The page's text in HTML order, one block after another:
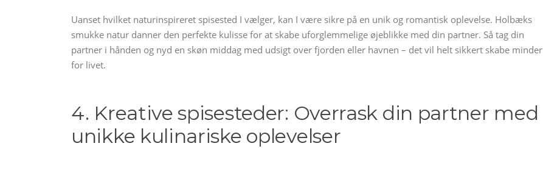
Uanset hvilket naturinspireret spisested I vælger, kan I være sikre på en unik og romantisk oplevelse. Holbæks
smukke natur danner den perfekte kulisse for at skabe uforglemmelige øjeblikke med din partner. Så tag din
partner i hånden og nyd en skøn middag med udsigt over fjorden eller havnen – det vil helt sikkert skabe minder
for livet.
4. Kreative spisesteder: Overrask din partner med
unikke kulinariske oplevelser